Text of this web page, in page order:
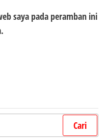
saya pada peramban ini